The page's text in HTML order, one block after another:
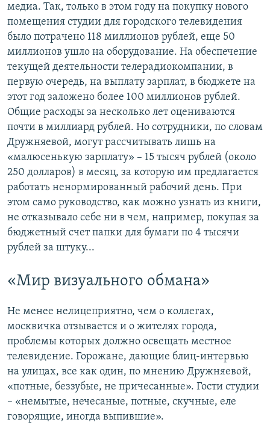
медиа. Так, только в этом году на покупку нового
помещения студии для городского телевидения
было потрачено 118 миллионов рублей, еще 50
миллионов ушло на оборудование. На обеспечение
текущей деятельности телерадиокомпании, в
первую очередь, на выплату зарплат, в бюджете на
этот год заложено более 100 миллионов рублей.
Общие расходы за несколько лет оцениваются
почти в миллиард рублей. Но сотрудники, по словам
Дружняевой, могут рассчитывать лишь на
«малюсенькую зарплату» – 15 тысяч рублей (около
250 долларов) в месяц, за которую им предлагается
работать ненормированный рабочий день. При
этом само руководство, как можно узнать из книги,
не отказывало себе ни в чем, например, покупая за
бюджетный счет папки для бумаги по 4 тысячи
рублей за штуку...
«Мир визуального обмана»
Не менее нелицеприятно, чем о коллегах,
москвичка отзывается и о жителях города,
проблемы которых должно освещать местное
телевидение. Горожане, дающие блиц-интервью
на улицах, все как один, по мнению Дружняевой,
«потные, беззубые, не причесанные». Гости студии
– «немытые, нечесаные, потные, скучные, еле
говорящие, иногда выпившие».